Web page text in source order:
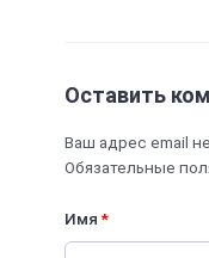
Оставить
Ваш адрес email
Обязательные
Имя*